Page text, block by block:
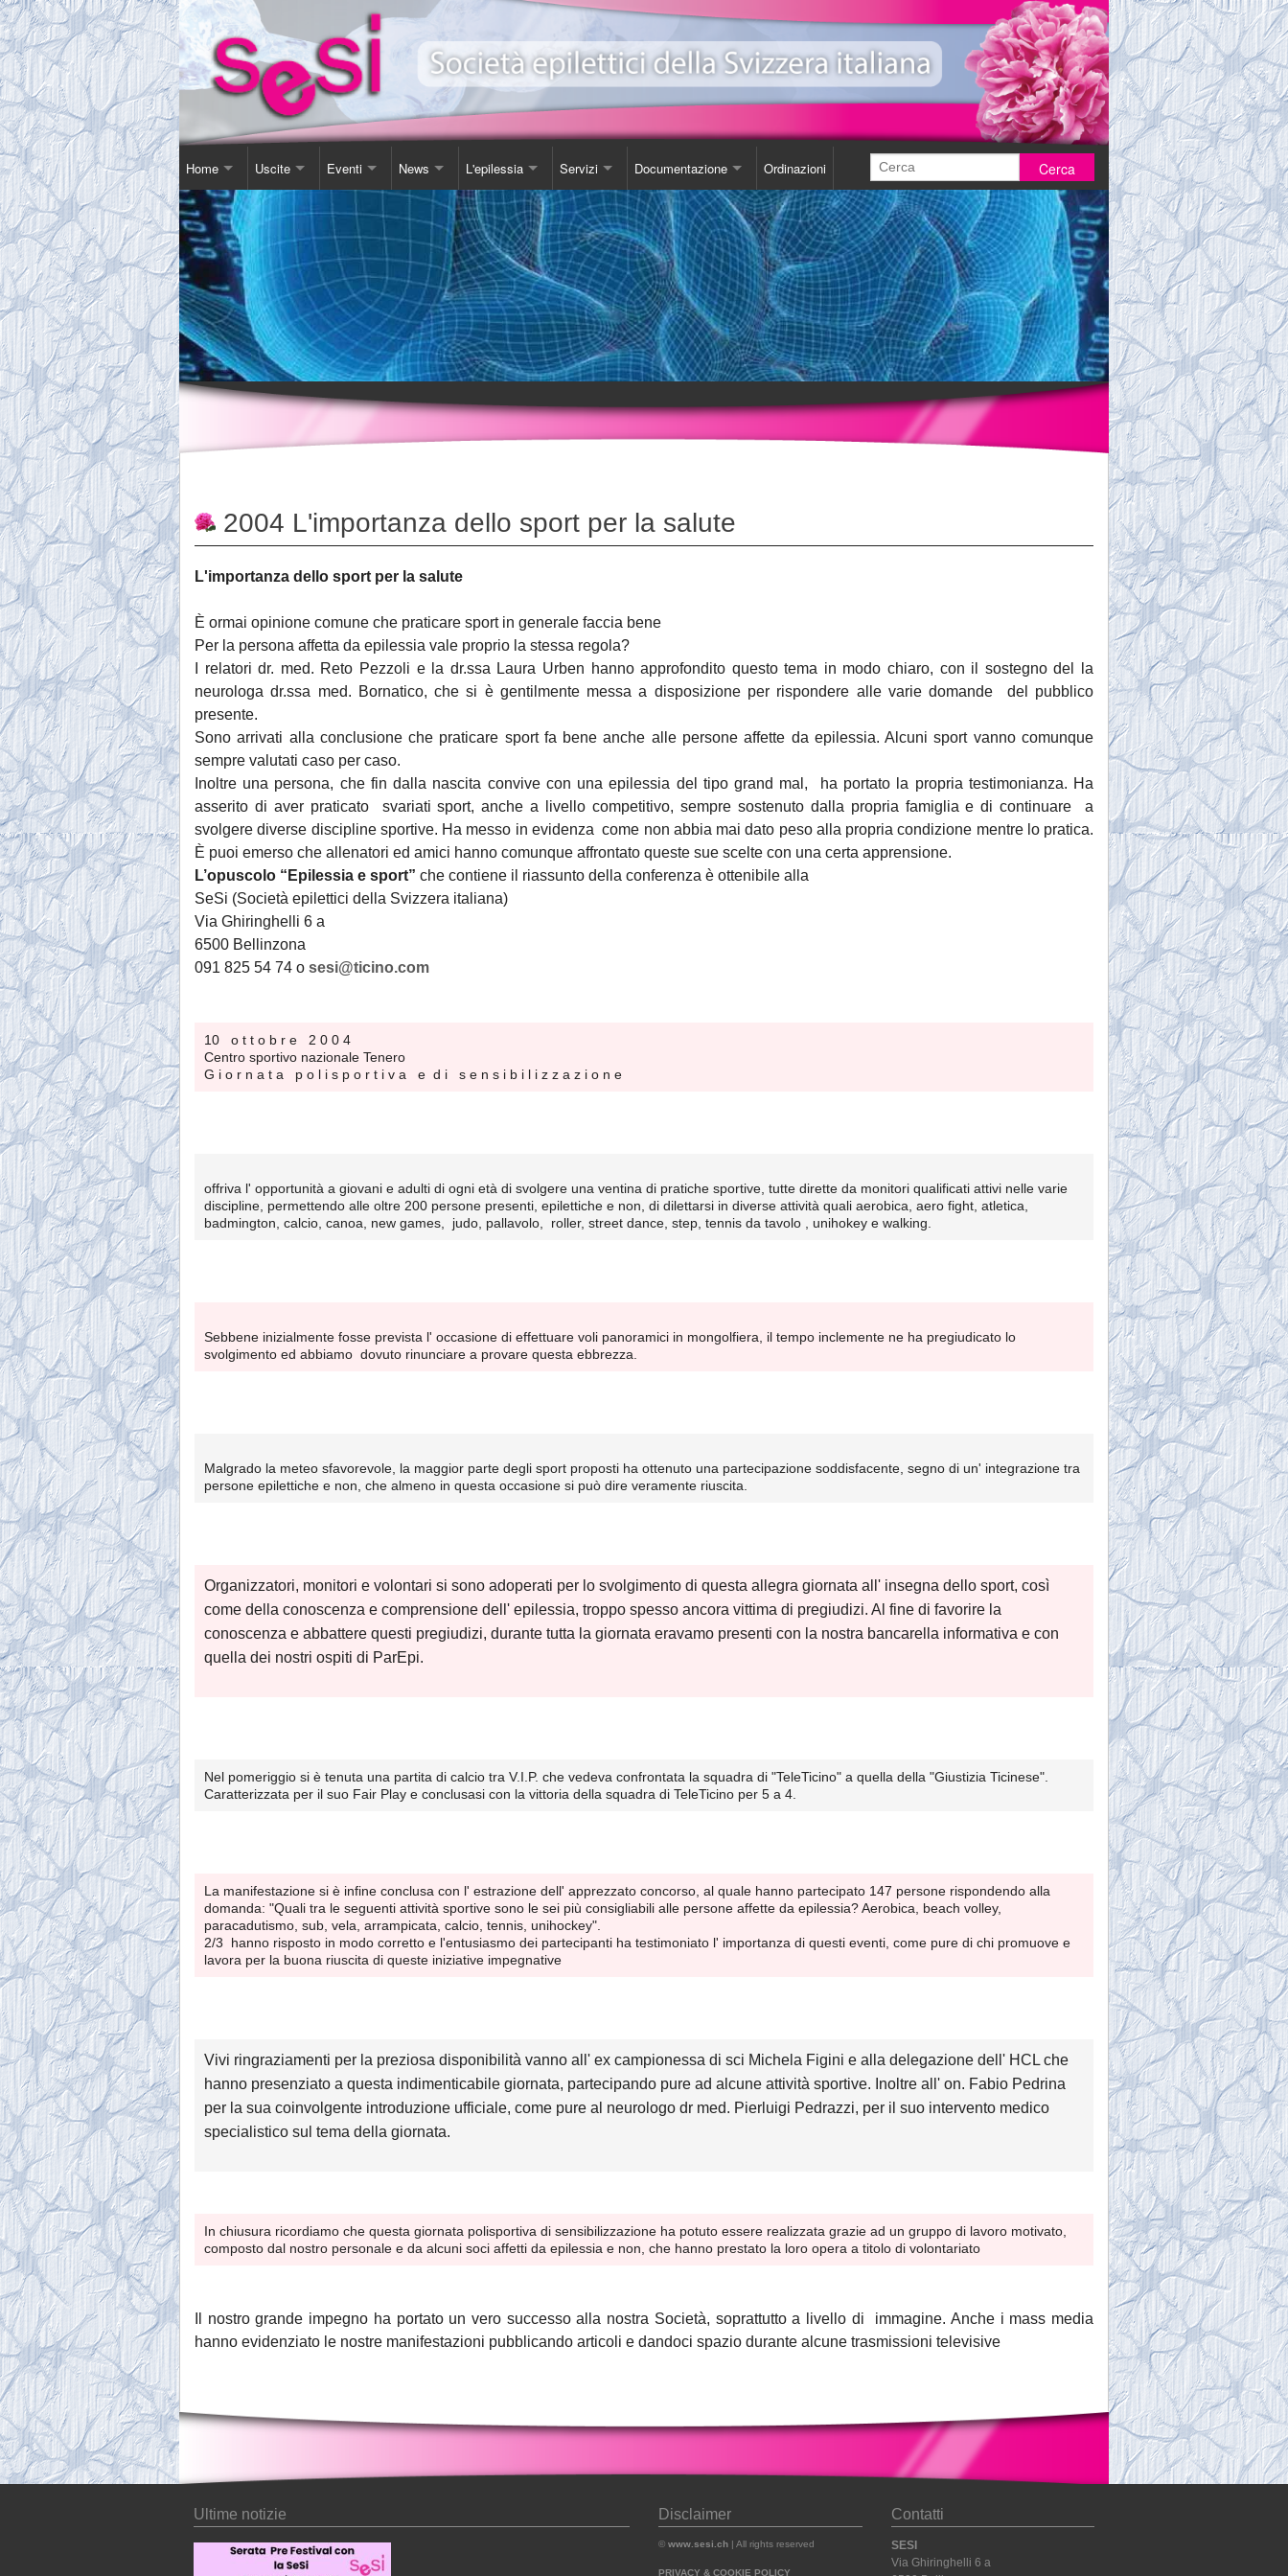
Home
Contatti
Chi Siamo
Comitato
Tassa Sociale
Statuto
Uscite
Corso Soggiorno
Gita Autunnale
Incontri in Piscina
Altro
Eventi
Giornata Inter-Nazionale Epilessia
Corsi e conferenze
Video Presentazione EeXpPiO
Sensibilizzazione
Teatro
News
Comunicazioni
Agenda
Esposizione sull'epilessia
Novita'
L'epilessia
Come Comportarsi
Servizi
Consulenza
Luoghi d'incontro
Biblioteca
Videoteca
Carta SOS
Documentazione
Libro
Studi
DVD
Opuscoli
Ordinazioni
Ordinazioni
2004 L'importanza dello sport per la salute
L'importanza dello sport per la salute
È ormai opinione comune che praticare sport in generale faccia bene
Per la persona affetta da epilessia vale proprio la stessa regola?
I relatori dr. med. Reto Pezzoli e la dr.ssa Laura Urben hanno approfondito questo tema in modo chiaro, con il sostegno del la
neurologa dr.ssa med. Bornatico, che si è gentilmente messa a disposizione per rispondere alle varie domande del pubblico
presente.
Sono arrivati alla conclusione che praticare sport fa bene anche alle persone affette da epilessia. Alcuni sport vanno comunque
sempre valutati caso per caso.
Inoltre una persona, che fin dalla nascita convive con una epilessia del tipo grand mal, ha portato la propria testimonianza. Ha
asserito di aver praticato svariati sport, anche a livello competitivo, sempre sostenuto dalla propria famiglia e di continuare a
svolgere diverse discipline sportive. Ha messo in evidenza come non abbia mai dato peso alla propria condizione mentre lo pratica.
È puoi emerso che allenatori ed amici hanno comunque affrontato queste sue scelte con una certa apprensione.
L’opuscolo “Epilessia e sport” che contiene il riassunto della conferenza è ottenibile alla
SeSi (Società epilettici della Svizzera italiana)
Via Ghiringhelli 6 a
6500 Bellinzona
091 825 54 74 o sesi@ticino.com
10 o t t o b r e 2 0 0 4
Centro sportivo nazionale Tenero
G i o r n a t a p o l i s p o r t i v a e d i s e n s i b i l i z z a z i o n e
offriva l' opportunità a giovani e adulti di ogni età di svolgere una ventina di pratiche sportive, tutte dirette da monitori qualificati attivi nelle varie
discipline, permettendo alle oltre 200 persone presenti, epilettiche e non, di dilettarsi in diverse attività quali aerobica, aero fight, atletica,
badmington, calcio, canoa, new games, judo, pallavolo, roller, street dance, step, tennis da tavolo , unihokey e walking.
Sebbene inizialmente fosse prevista l' occasione di effettuare voli panoramici in mongolfiera, il tempo inclemente ne ha pregiudicato lo
svolgimento ed abbiamo dovuto rinunciare a provare questa ebbrezza.
Malgrado la meteo sfavorevole, la maggior parte degli sport proposti ha ottenuto una partecipazione soddisfacente, segno di un' integrazione tra
persone epilettiche e non, che almeno in questa occasione si può dire veramente riuscita.
Organizzatori, monitori e volontari si sono adoperati per lo svolgimento di questa allegra giornata all' insegna dello sport, così
come della conoscenza e comprensione dell' epilessia, troppo spesso ancora vittima di pregiudizi. Al fine di favorire la
conoscenza e abbattere questi pregiudizi, durante tutta la giornata eravamo presenti con la nostra bancarella informativa e con
quella dei nostri ospiti di ParEpi.
Nel pomeriggio si è tenuta una partita di calcio tra V.I.P. che vedeva confrontata la squadra di "TeleTicino" a quella della "Giustizia Ticinese".
Caratterizzata per il suo Fair Play e conclusasi con la vittoria della squadra di TeleTicino per 5 a 4.
La manifestazione si è infine conclusa con l' estrazione dell' apprezzato concorso, al quale hanno partecipato 147 persone rispondendo alla
domanda: "Quali tra le seguenti attività sportive sono le sei più consigliabili alle persone affette da epilessia? Aerobica, beach volley,
paracadutismo, sub, vela, arrampicata, calcio, tennis, unihockey".
2/3 hanno risposto in modo corretto e l'entusiasmo dei partecipanti ha testimoniato l' importanza di questi eventi, come pure di chi promuove e
lavora per la buona riuscita di queste iniziative impegnative
Vivi ringraziamenti per la preziosa disponibilità vanno all' ex campionessa di sci Michela Figini e alla delegazione dell' HCL che
hanno presenziato a questa indimenticabile giornata, partecipando pure ad alcune attività sportive. Inoltre all' on. Fabio Pedrina
per la sua coinvolgente introduzione ufficiale, come pure al neurologo dr med. Pierluigi Pedrazzi, per il suo intervento medico
specialistico sul tema della giornata.
In chiusura ricordiamo che questa giornata polisportiva di sensibilizzazione ha potuto essere realizzata grazie ad un gruppo di lavoro motivato,
composto dal nostro personale e da alcuni soci affetti da epilessia e non, che hanno prestato la loro opera a titolo di volontariato
Il nostro grande impegno ha portato un vero successo alla nostra Società, soprattutto a livello di immagine. Anche i mass media
hanno evidenziato le nostre manifestazioni pubblicando articoli e dandoci spazio durante alcune trasmissioni televisive
Ultime notizie Disclaimer
© www.sesi.ch | All rights reserved
PRIVACY & COOKIE POLICY
Contatti
SESI
Via Ghiringhelli 6 a